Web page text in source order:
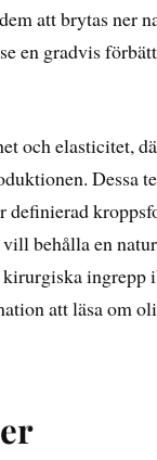
att brytas ner
en gradvis
och elasticitet,
Dessa
definierad
behålla en
ingrepp
att läsa om